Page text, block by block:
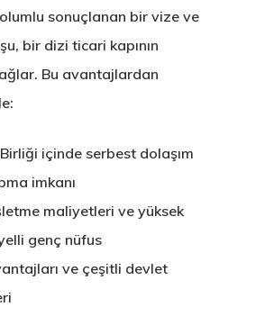
sonuçlanan bir vize ve
bir dizi ticari kapının
Bu avantajlardan
içinde serbest dolaşım
imkanı
maliyetleri ve yüksek
genç nüfus
ve çeşitli devlet
Estonya
Kuruluşu
Vize Programı
Residence
– Startup Visa